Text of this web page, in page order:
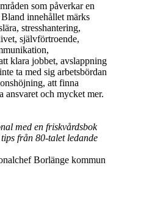
som påverkar en
innehållet märks
stresshantering,
självförtroende,
klara jobbet, avslappning
ta med sig arbetsbördan
att finna
ansvaret och mycket mer.
med en friskvårdsbok
tips från 80-talet ledande
Borlänge kommun